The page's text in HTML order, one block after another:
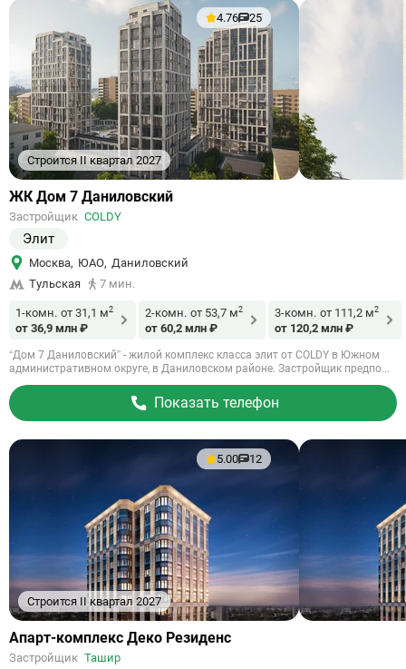
Строится II квартал 2027
4.76 25
Ссылка
объект
ЖК Дом 7 Даниловский
Застройщик COLDY
Элит
Москва, ЮАО, Даниловский
Тульская
7 мин.
1-комн. от 31,1 м2
от 36,9 млн ₽
2-комн. от 53,7 м2
от 60,2 млн ₽
3-комн. от 111,2 м2
от 120,2 млн ₽
“Дом 7 Даниловский” - жилой комплекс класса элит от COLDY в Южном
административном округе, в Даниловском районе. Застройщик предпо...
Показать телефон
Строится II квартал 2027
5.00 12
Ссылка
объект
Апарт-комплекс Деко Резиденс
Застройщик Ташир